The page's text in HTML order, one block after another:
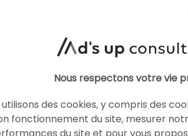
Pour
sont
Nous respectons votre vie
utilisons des cookies, y compris des
fonctionnement du site, mesurer